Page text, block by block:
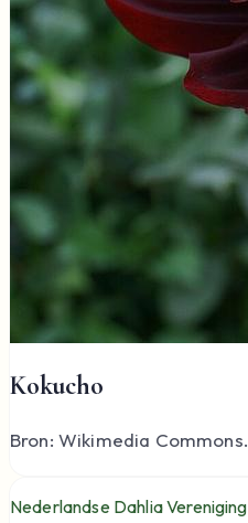
Kokucho
Bron: Wikimedia Commons.
Nederlandse Dahlia Vereniging